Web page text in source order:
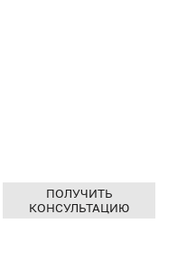
ПОЛУЧИТЬ
КОНСУЛЬТАЦИЮ